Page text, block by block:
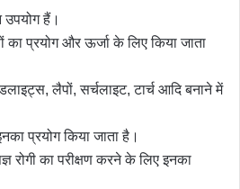
हैं।
प्रयोग और ऊर्जा के लिए किया जाता
लैपों, सर्चलाइट, टार्च आदि बनाने में
प्रयोग किया जाता है।
रोगी का परीक्षण करने के लिए इनका